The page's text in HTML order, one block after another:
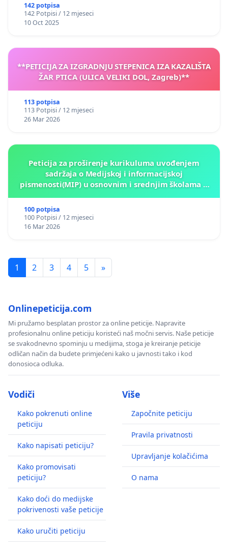
142 potpisa
142 Potpisi / 12 mjeseci
10 Oct 2025
**PETICIJA ZA IZGRADNJU STEPENICA IZA KAZALIŠTA
ŽAR PTICA (ULICA VELIKI DOL, Zagreb)**
113 potpisa
113 Potpisi / 12 mjeseci
26 Mar 2026
Peticija za proširenje kurikuluma uvođenjem
sadržaja o Medijskoj i informacijskoj
pismenosti(MIP) u osnovnim i srednjim školama u
100 potpisa
100 Potpisi / 12 mjeseci
16 Mar 2026
1 2 3 4 5 »
Onlinepeticija.com
Mi pružamo besplatan prostor za online peticije. Napravite
profesionalnu online peticiju koristeći naš močni servis. Naše peticije
se svakodnevno spominju u medijima, stoga je kreiranje peticije
odličan način da budete primjećeni kako u javnosti tako i kod
donosioca odluka.
Vodiči
Kako pokrenuti online
peticiju
Kako napisati peticiju?
Kako promovisati
peticiju?
Kako doći do medijske
pokrivenosti vaše peticije
Kako uručiti peticiju
Više
Započnite peticiju
Pravila privatnosti
Upravljanje kolačićima
O nama